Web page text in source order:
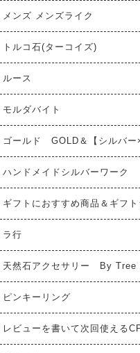
メンズ メンズライク
トルコ石(ターコイズ)
ルース
モルダバイト
ゴールド GOLD＆【シルバ
ハンドメイドシルバーワーク
ギフトにおすすめ商品＆ギフ
ラ行
天然石アクセサリー By Tree
ピンキーリング
レビューを書いて次回使える